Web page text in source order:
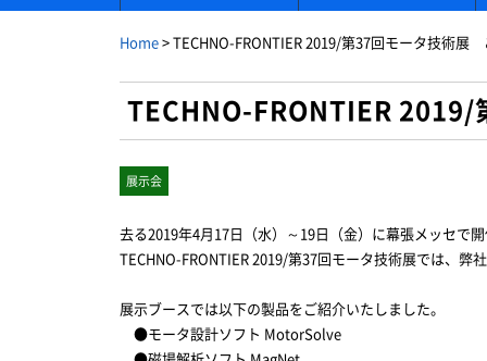
Home > TECHNO-FRONTIER 2019/第37回モータ技術展
TECHNO-FRONTIER
展示会
去る2019年4月17日（水）～19日（金）に幕張メッセで
TECHNO-FRONTIER 2019/第37回モータ技術展では、
展示ブースでは以下の製品をご紹介いたしました。
●モータ設計ソフト MotorSolve